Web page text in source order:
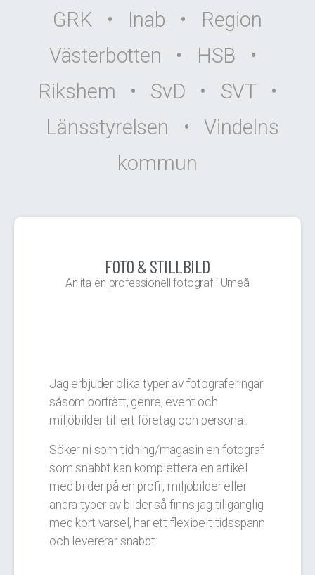
GRK • Inab • Region
Västerbotten • HSB •
Rikshem • SvD • SVT •
Länsstyrelsen • Vindelns
kommun
FOTO & STILLBILD
Anlita en professionell fotograf i Umeå
Jag erbjuder olika typer av fotograferingar
såsom porträtt, genre, event och
miljöbilder till ert företag och personal.
Söker ni som tidning/magasin en fotograf
som snabbt kan komplettera en artikel
med bilder på en profil, miljöbilder eller
andra typer av bilder så finns jag tillgänglig
med kort varsel, har ett flexibelt tidsspann
och levererar snabbt.